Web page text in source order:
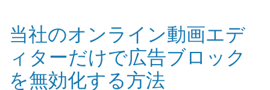
当社のオンライン動画エデ
ィターだけで広告ブロック
を無効化する方法